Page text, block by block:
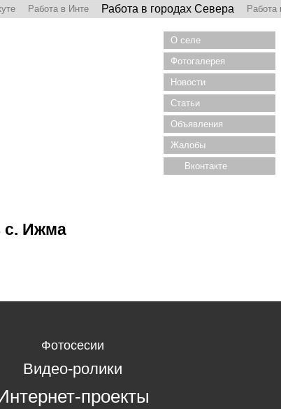
Работа в Инте Работа в городах Севера Работа
О селе
Фотогалерея
Новости
Статьи
Объявления
Жалобы
Вконтакте
с. Ижма
Фотосесии
Видео-ролики
проекты